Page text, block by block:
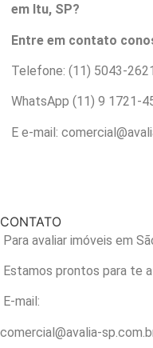
em Itu, SP?
Entre em contato
Telefone: (11) 5043-
WhatsApp (11) 9 1721-
E e-mail:
CONTATO
Para avaliar imóveis em
Estamos prontos para te
E-mail:
comercial@avalia-